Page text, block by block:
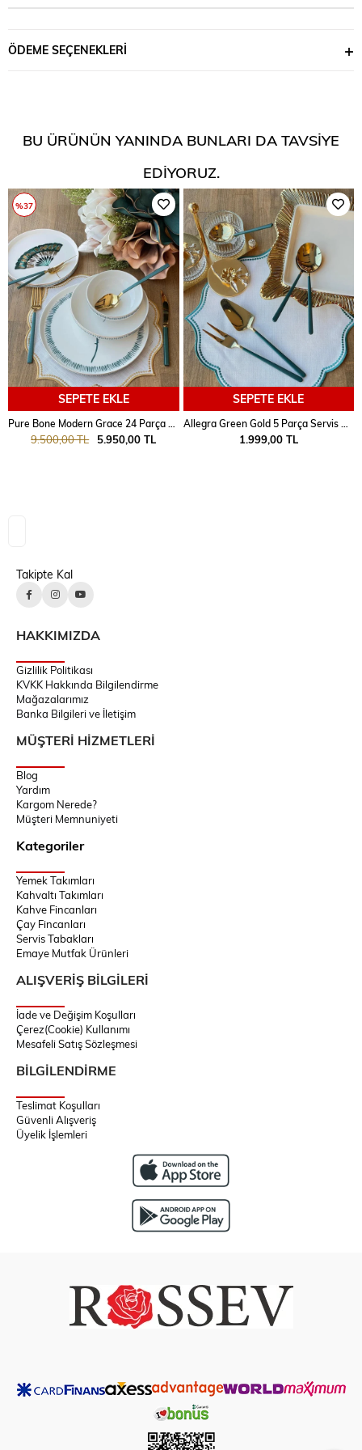
ÖDEME SEÇENEKLERI
BU ÜRÜNÜN YANINDA BUNLARI DA TAVSIYE
EDIYORUZ.
SEPETE EKLE
5.950,00 TL
9.500,00 TL
%37
SEPETE EKLE
1.999,00 TL
Takipte Kal
HAKKIMIZDA
Gizlilik Politikası
KVKK Hakkında Bilgilendirme
Mağazalarımız
Banka Bilgileri ve İletişim
MÜŞTERİ HİZMETLERİ
Blog
Yardım
Kargom Nerede?
Müşteri Memnuniyeti
Kategoriler
Yemek Takımları
Kahvaltı Takımları
Kahve Fincanları
Çay Fincanları
Servis Tabakları
Emaye Mutfak Ürünleri
ALIŞVERİŞ BİLGİLERİ
İade ve Değişim Koşulları
Çerez(Cookie) Kullanımı
Mesafeli Satış Sözleşmesi
BİLGİLENDİRME
Teslimat Koşulları
Güvenli Alışveriş
Üyelik İşlemleri